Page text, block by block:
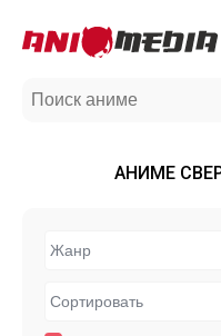
АНИМЕ